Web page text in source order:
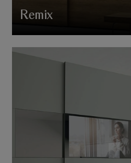
Remix